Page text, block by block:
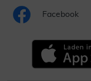
Facebook